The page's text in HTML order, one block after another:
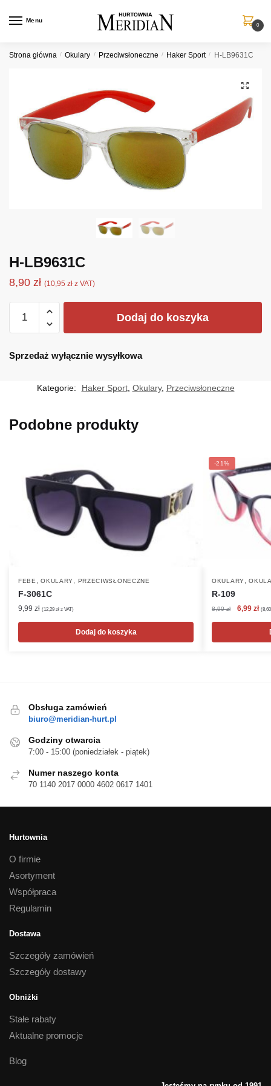
Menu
0
Strona główna / Okulary / Przeciwsłoneczne / Haker Sport / H-LB9631C
H-LB9631C
8,90 zł (10,95 zł z VAT)
Dodaj do koszyka
Sprzedaż wyłącznie wysyłkowa
Kategorie: Haker Sport, Okulary, Przeciwsłoneczne
Podobne produkty
FEBE ,OKULARY PRZECIWSŁONECZNE
F-3061C
9,99 zł (12,29 zł z VAT)
Dodaj do koszyka
-21%
OKULARY ,
R-109
8,90zł
Pierwotna
8,90 zł.
6,99 zł (
Obsługa zamówień
biuro@meridian-hurt.pl
Godziny otwarcia
7:00 - 15:00 (poniedziałek - piątek)
Numer naszego konta
70 1140 2017 0000 4602 0617 1401
Hurtownia
O firmie
Asortyment
Współpraca
Regulamin
Dostawa
Szczegóły zamówień
Szczegóły dostawy
Obniżki
Stałe rabaty
Aktualne promocje
Blog